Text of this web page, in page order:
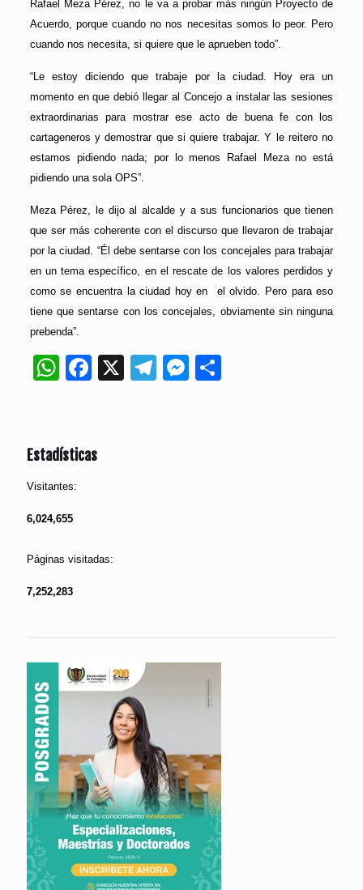
Rafael Meza Pérez, no le va a probar más ningún Proyecto de
Acuerdo, porque cuando no nos necesitas somos lo peor. Pero
cuando nos necesita, si quiere que le aprueben todo”.
“Le estoy diciendo que trabaje por la ciudad. Hoy era un
momento en que debió llegar al Concejo a instalar las sesiones
extraordinarias para mostrar ese acto de buena fe con los
cartageneros y demostrar que si quiere trabajar. Y le reitero no
estamos pidiendo nada; por lo menos Rafael Meza no está
pidiendo una sola OPS”.
Meza Pérez, le dijo al alcalde y a sus funcionarios que tienen
que ser más coherente con el discurso que llevaron de trabajar
por la ciudad. “Él debe sentarse con los concejales para trabajar
en un tema específico, en el rescate de los valores perdidos y
como se encuentra la ciudad hoy en el olvido. Pero para eso
tiene que sentarse con los concejales, obviamente sin ninguna
prebenda”.
WhatsApp
Facebook
X Telegram
Messenger
Estadísticas
Visitantes:
6,024,655
Páginas visitadas:
7,252,283